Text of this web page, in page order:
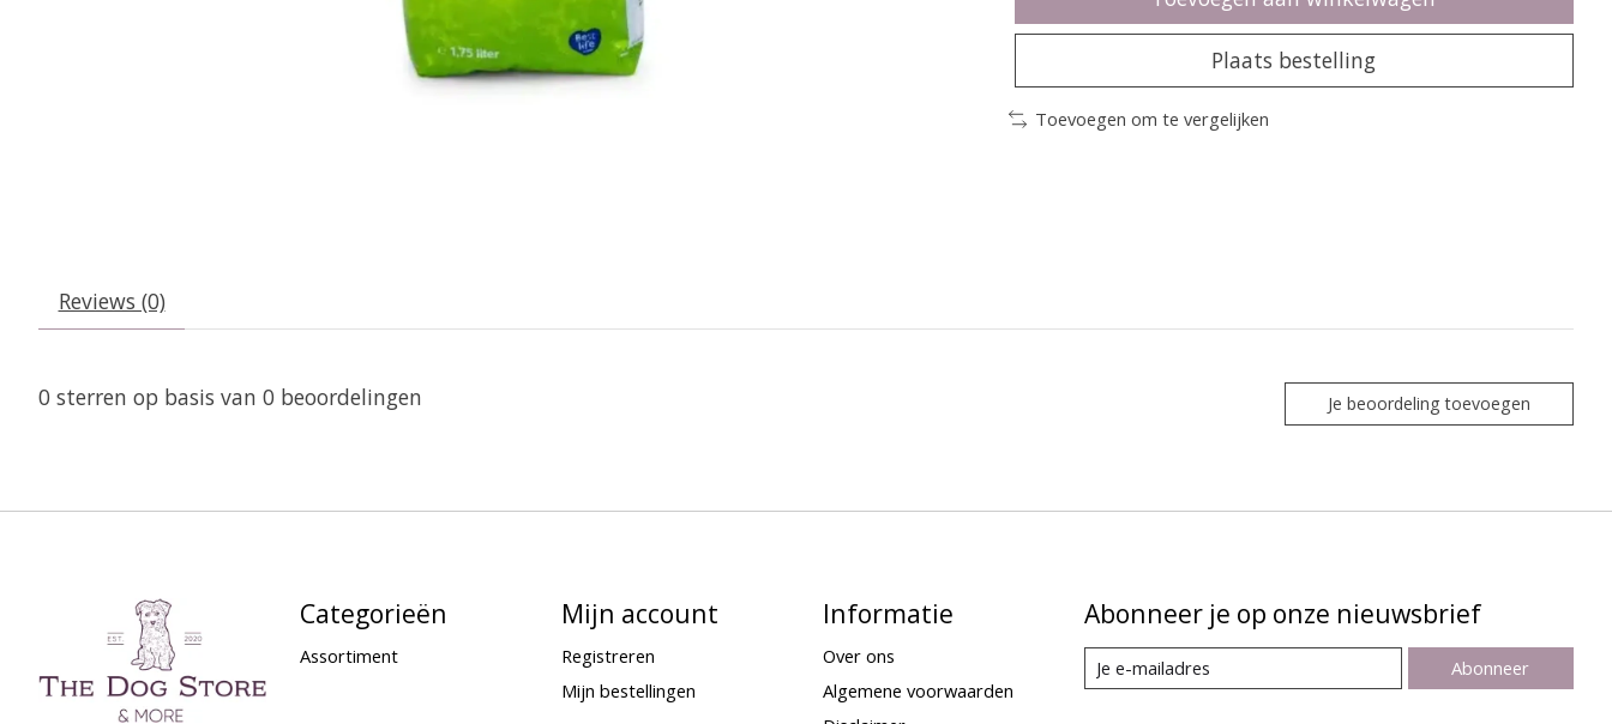
Plaats bestelling
Toevoegen om te vergelijken
Reviews (0)
0 sterren op basis van 0 beoordelingen Je beoordeling toevoegen
Categorieën
Assortiment
Mijn account
Registreren
Mijn bestellingen
Informatie
Over ons
Algemene voorwaarden
Abonneer je op onze nieuwsbrief
Abonneer